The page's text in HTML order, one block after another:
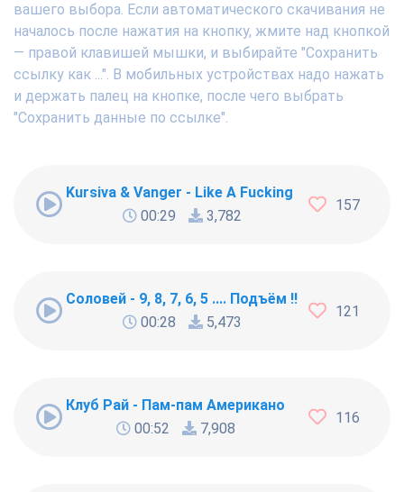
вашего выбора. Если автоматического скачивания не
началось после нажатия на кнопку, жмите над кнопкой
— правой клавишей мышки, и выбирайте "Сохранить
ссылку как ...". В мобильных устройствах надо нажать
и держать палец на кнопке, после чего выбрать
"Сохранить данные по ссылке".
Kursiva & Vanger - Like A Fucking Newbie
00:29
3,782
157
Соловей - 9, 8, 7, 6, 5 .... Подъём !!!
00:28
5,473
121
Клуб Рай - Пам-пам Американо
00:52
7,908
116